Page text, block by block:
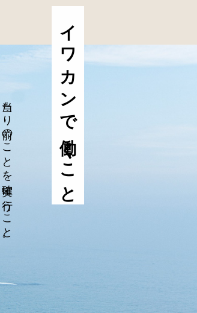
当たり前のことを確実に行うこと。 イワカンで働くこと